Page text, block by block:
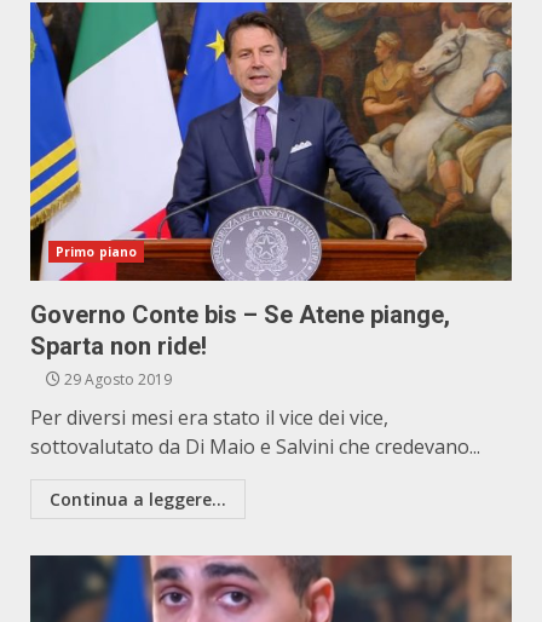
Primo piano
Governo Conte bis – Se Atene piange,
Sparta non ride!
29 Agosto 2019
Per diversi mesi era stato il vice dei vice,
sottovalutato da Di Maio e Salvini che credevano...
Continua a leggere...